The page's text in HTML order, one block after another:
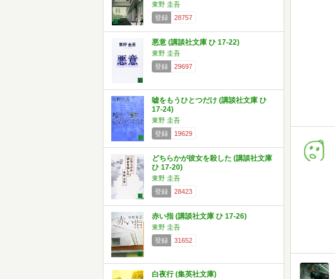
東野 圭吾
登録
28757
悪意 (講談社文庫 ひ 17-22)
東野 圭吾
登録
29697
嘘をもうひとつだけ (講談社文庫 ひ
17-24)
東野 圭吾
登録
19629
どちらかが彼女を殺した (講談社文庫
ひ 17-20)
東野 圭吾
登録
28423
赤い指 (講談社文庫 ひ 17-26)
東野 圭吾
登録
31652
白夜行 (集英社文庫)